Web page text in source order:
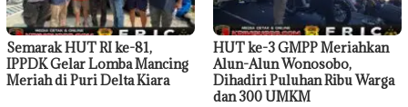
Semarak HUT RI ke-81,
IPPDK Gelar Lomba Mancing
Meriah di Puri Delta Kiara
HUT ke-3 GMPP Meriahkan
Alun-Alun Wonosobo,
Dihadiri Puluhan Ribu Warga
dan 300 UMKM